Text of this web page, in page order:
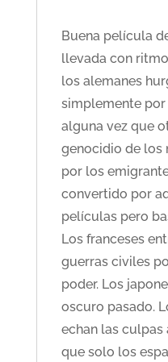
Buena película
llevada con
los alemanes
simplemente
alguna vez que
genocidio de los
por los
convertido por
películas pero
Los franceses
guerras civiles
poder. Los
oscuro pasado.
echan las culpas
que solo los